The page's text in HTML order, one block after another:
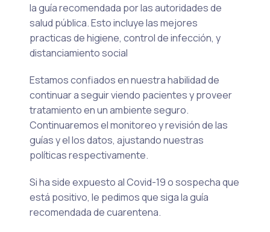
la guía recomendada por las autoridades de
salud pública. Esto incluye las mejores
practicas de higiene, control de infección, y
distanciamiento social
Estamos confiados en nuestra habilidad de
continuar a seguir viendo pacientes y proveer
tratamiento en un ambiente seguro.
Continuaremos el monitoreo y revisión de las
guías y el los datos, ajustando nuestras
políticas respectivamente.
Si ha side expuesto al Covid-19 o sospecha que
está positivo, le pedimos que siga la guía
recomendada de cuarentena.